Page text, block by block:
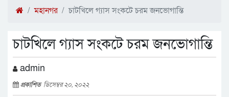
মহানগর চাটখিলে গ্যাস সংকটে চরম জনভোগান্তি
চাটখিলে গ্যাস সংকটে চরম জনভোগান্তি
admin
প্রকাশিত ডিসেম্বর ২০, ২০২২